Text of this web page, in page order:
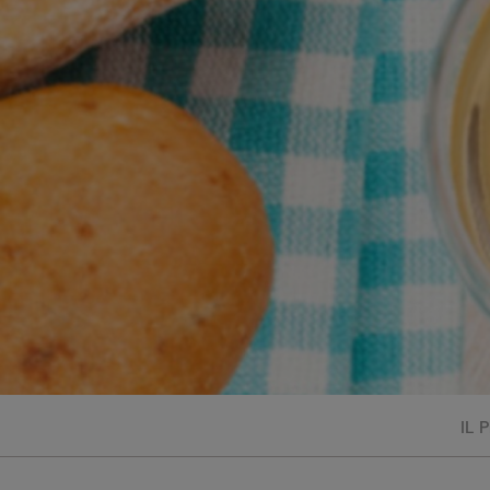
Cavolo romanesco al
forno con ‘nduja
Bisque di gamberi:
i tuoi piatti di pesce!
IL